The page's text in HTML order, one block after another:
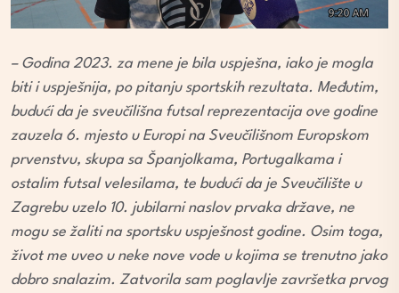
– Godina 2023. za mene je bila uspješna, iako je mogla
biti i uspješnija, po pitanju sportskih rezultata. Međutim,
budući da je sveučilišna futsal reprezentacija ove godine
zauzela 6. mjesto u Europi na Sveučilišnom Europskom
prvenstvu, skupa sa Španjolkama, Portugalkama i
ostalim futsal velesilama, te budući da je Sveučilište u
Zagrebu uzelo 10. jubilarni naslov prvaka države, ne
mogu se žaliti na sportsku uspješnost godine. Osim toga,
život me uveo u neke nove vode u kojima se trenutno jako
dobro snalazim. Zatvorila sam poglavlje završetka prvog